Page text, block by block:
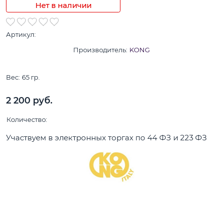
Нет в наличии
Артикул:
Производитель: KONG
Вес: 65 гр.
2 200 руб.
Количество:
Участвуем в электронных торгах по 44 ФЗ и 223 ФЗ